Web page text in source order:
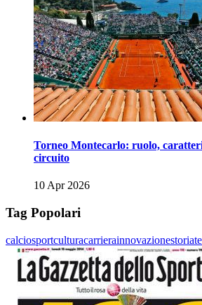
Torneo Montecarlo: ruolo,
circuito
10 Apr 2026
Tag Popolari
calciosportculturacarrierainnovazionestoria